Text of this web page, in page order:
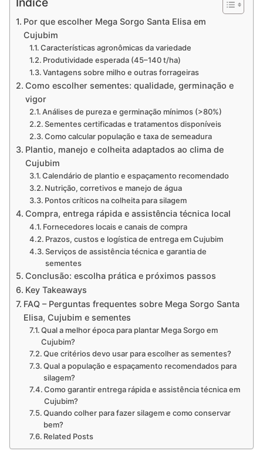
Por que escolher Mega Sorgo Santa Elisa em
Cujubim
Características agronômicas da variedade
Produtividade esperada (45–140 t/ha)
Vantagens sobre milho e outras forrageiras
Como escolher sementes: qualidade, germinação e
vigor
Análises de pureza e germinação mínimos (>80%)
Sementes certificadas e tratamentos disponíveis
Como calcular população e taxa de semeadura
Plantio, manejo e colheita adaptados ao clima de
Cujubim
Calendário de plantio e espaçamento recomendado
Nutrição, corretivos e manejo de água
Pontos críticos na colheita para silagem
Compra, entrega rápida e assistência técnica local
Fornecedores locais e canais de compra
Prazos, custos e logística de entrega em Cujubim
Serviços de assistência técnica e garantia de
sementes
Conclusão: escolha prática e próximos passos
Key Takeaways
FAQ – Perguntas frequentes sobre Mega Sorgo Santa
Elisa, Cujubim e sementes
Qual a melhor época para plantar Mega Sorgo em
Cujubim?
Que critérios devo usar para escolher as sementes?
Qual a população e espaçamento recomendados para
silagem?
Como garantir entrega rápida e assistência técnica em
Cujubim?
Quando colher para fazer silagem e como conservar
bem?
Related Posts